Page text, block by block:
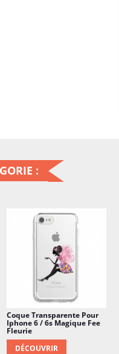
:
Coque Transparente Pour
Iphone 6 / 6s Magique Fee
Fleurie
DÉCOUVRIR